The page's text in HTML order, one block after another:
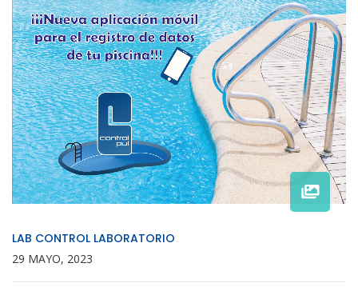
LAB CONTROL LABORATORIO
29 MAYO, 2023